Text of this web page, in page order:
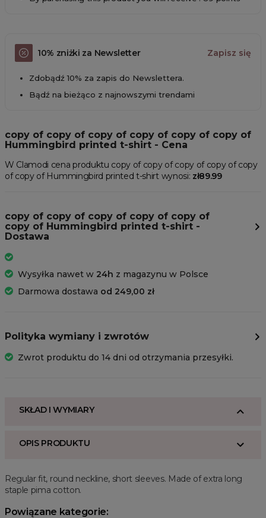
10% zniżki za Newsletter Zapisz się
Zdobądź 10% za zapis do Newslettera.
Bądź na bieżąco z najnowszymi trendami
copy of copy of copy of copy of copy of copy of
Hummingbird printed t-shirt - Cena
W Clamodi cena produktu copy of copy of copy of copy of copy
of copy of Hummingbird printed t-shirt wynosi: zł89.99
copy of copy of copy of copy of copy of
copy of Hummingbird printed t-shirt -
Dostawa
Wysyłka nawet w 24h z magazynu w Polsce
Darmowa dostawa od 249,00 zł
Polityka wymiany i zwrotów
Zwrot produktu do 14 dni od otrzymania przesyłki.
SKŁAD I WYMIARY
OPIS PRODUKTU
Regular fit, round neckline, short sleeves. Made of extra long
staple pima cotton.
Powiązane kategorie: